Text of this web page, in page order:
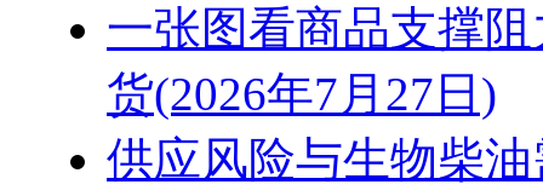
一张图看商品支撑
货(2026年7月27日)
供应风险与生物柴